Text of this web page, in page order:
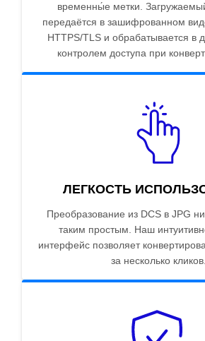
временны́е метки.
передаётся в зашифрованном
HTTPS/TLS и обрабатывается в
контролем доступа при
ЛЕГКОСТЬ
Преобразование из DCS в JPG
таким простым. Наш
интерфейс позволяет
за несколько кликов.